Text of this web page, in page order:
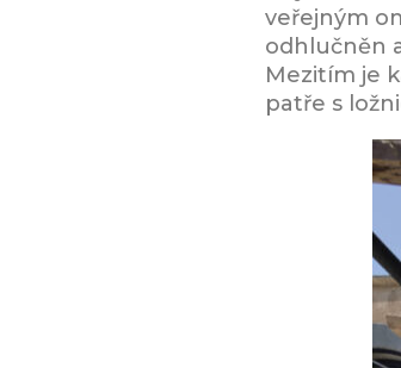
veřejným
odhlučněn
Mezitím je
patře s